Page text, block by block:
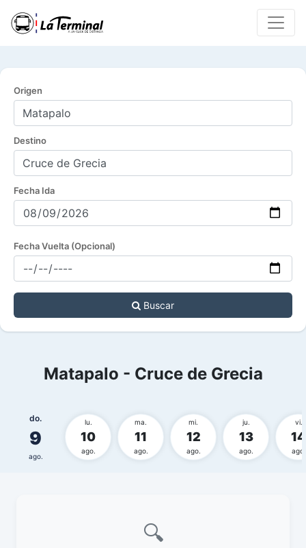
Origen
Destino
Fecha Ida
Fecha Vuelta (Opcional)
Buscar
Matapalo - Cruce de Grecia
do.
9
ago.
lu.
10
ago.
ma.
11
ago.
mi.
12
ago.
ju.
13
ago.
vi.
14
ago.
🔍